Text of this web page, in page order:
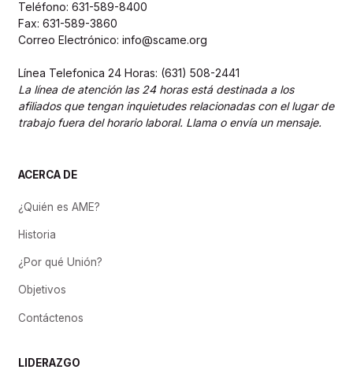
Teléfono: 631-589-8400
Fax: 631-589-3860
Correo Electrónico: info@scame.org
Línea Telefonica 24 Horas: (631) 508-2441
La línea de atención las 24 horas está destinada a los
afiliados que tengan inquietudes relacionadas con el lugar de
trabajo fuera del horario laboral. Llama o envía un mensaje.
ACERCA DE
¿Quién es AME?
Historia
¿Por qué Unión?
Objetivos
Contáctenos
LIDERAZGO